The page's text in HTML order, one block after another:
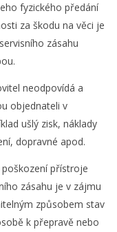
fyzického předání
za škodu na věci je
zásahu
neodpovídá a
objednateli v
ušlý zisk, náklady
dopravné apod.
přístroje
zásahu je v zájmu
způsobem stav
k přepravě nebo